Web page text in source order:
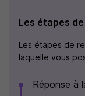
Les étapes
Les étapes de
laquelle vous
Réponse à